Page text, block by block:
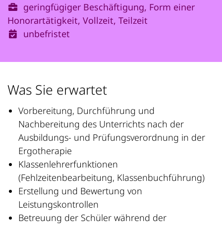
geringfügiger Beschäftigung, Form einer
Honorartätigkeit, Vollzeit, Teilzeit
unbefristet
Was Sie erwartet
Vorbereitung, Durchführung und
Nachbereitung des Unterrichts nach der
Ausbildungs- und Prüfungsverordnung in der
Ergotherapie
Klassenlehrerfunktionen
(Fehlzeitenbearbeitung, Klassenbuchführung)
Erstellung und Bewertung von
Leistungskontrollen
Betreuung der Schüler während der